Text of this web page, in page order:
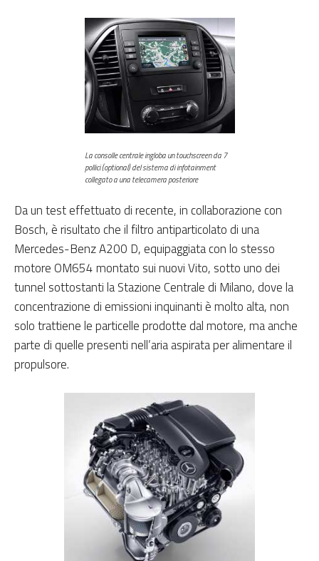
La consolle centrale ingloba un touchscreen da 7
pollici (optional) del sistema di infotainment
collegato a una telecamera posteriore
Da un test effettuato di recente, in collaborazione con
Bosch, è risultato che il filtro antiparticolato di una
Mercedes-Benz A200 D, equipaggiata con lo stesso
motore OM654 montato sui nuovi Vito, sotto uno dei
tunnel sottostanti la Stazione Centrale di Milano, dove la
concentrazione di emissioni inquinanti è molto alta, non
solo trattiene le particelle prodotte dal motore, ma anche
parte di quelle presenti nell’aria aspirata per alimentare il
propulsore.